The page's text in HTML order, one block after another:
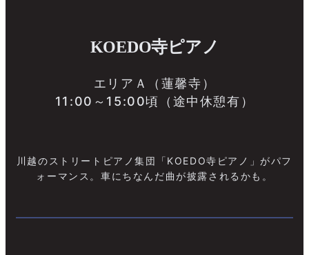
KOEDO寺ピアノ
エリアＡ（蓮馨寺）
11:00～15:00頃（途中休憩有）
川越のストリートピアノ集団「KOEDO寺ピアノ」がパフ
ォーマンス。車にちなんだ曲が披露されるかも。